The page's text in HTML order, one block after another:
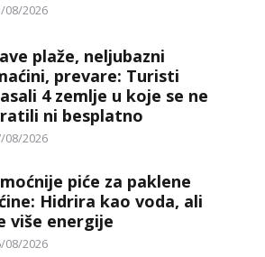
08/2026
plaže, neljubazni
prevare: Turisti
4 zemlje u koje se ne
ni besplatno
08/2026
piće za paklene
Hidrira kao voda, ali
više energije
08/2026